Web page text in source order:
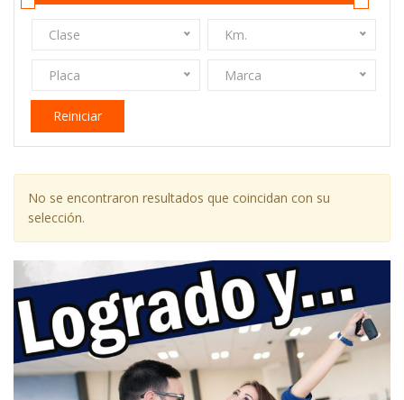
Clase Km.
Placa Marca
Reiniciar
No se encontraron resultados que coincidan con su
selección.